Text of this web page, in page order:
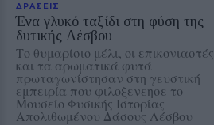
ΔΡΑΣΕΙΣ
Ένα γλυκό ταξίδι στη φύση της
δυτικής Λέσβου
Το θυμαρίσιο μέλι, οι επικονιαστές
και τα αρωματικά φυτά
πρωταγωνίστησαν στη γευστική
εμπειρία που φιλοξενεησε το
Μουσείο Φυσικής Ιστορίας
Απολιθωμένου Δάσους Λέσβου